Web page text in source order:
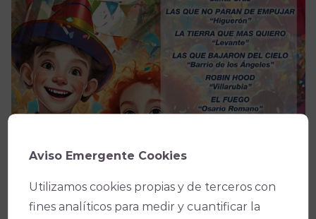
Aviso Emergente Cookies
Utilizamos cookies propias y de terceros con
fines analíticos para medir y cuantificar la